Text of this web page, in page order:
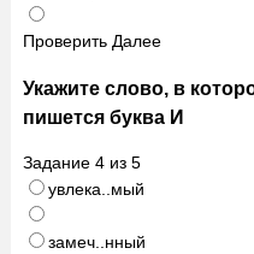
Проверить Далее
Укажите слово, в
пишется буква И
Задание 4из 5
увлека..мый
замеч..нный